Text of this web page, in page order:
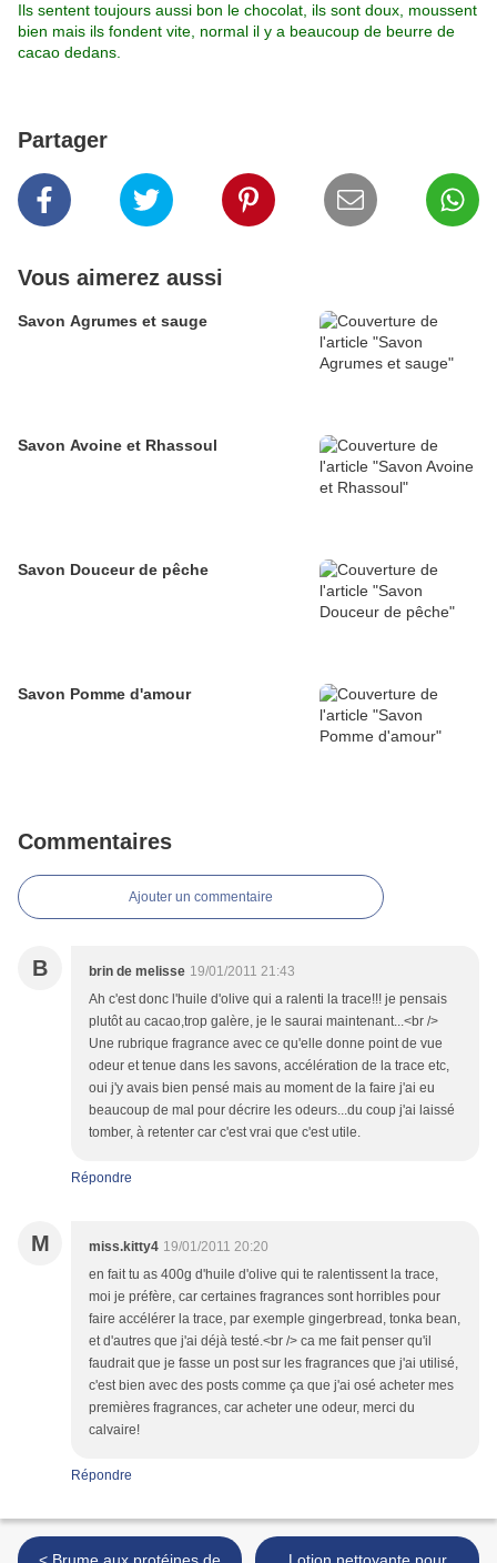
Ils sentent toujours aussi bon le chocolat, ils sont doux, moussent
bien mais ils fondent vite, normal il y a beaucoup de beurre de
cacao dedans.
Partager
Vous aimerez aussi
Savon Agrumes et sauge
Savon Avoine et Rhassoul
Savon Douceur de pêche
Savon Pomme d'amour
Commentaires
Ajouter un commentaire
B brin de melisse 19/01/2011 21:43
Ah c'est donc l'huile d'olive qui a ralenti la trace!!! je pensais
plutôt au cacao,trop galère, je le saurai maintenant...<br />
Une rubrique fragrance avec ce qu'elle donne point de vue
odeur et tenue dans les savons, accélération de la trace etc,
oui j'y avais bien pensé mais au moment de la faire j'ai eu
beaucoup de mal pour décrire les odeurs...du coup j'ai laissé
tomber, à retenter car c'est vrai que c'est utile.
Répondre
M miss.kitty4 19/01/2011 20:20
en fait tu as 400g d'huile d'olive qui te ralentissent la trace,
moi je préfère, car certaines fragrances sont horribles pour
faire accélérer la trace, par exemple gingerbread, tonka bean,
et d'autres que j'ai déjà testé.<br /> ca me fait penser qu'il
faudrait que je fasse un post sur les fragrances que j'ai utilisé,
c'est bien avec des posts comme ça que j'ai osé acheter mes
premières fragrances, car acheter une odeur, merci du
calvaire!
Répondre